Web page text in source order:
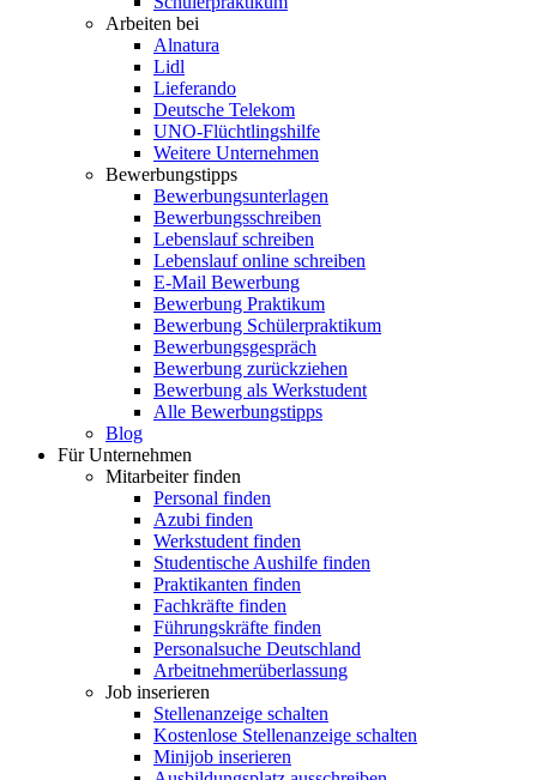
Arbeiten bei
Alnatura
Lidl
Lieferando
Deutsche Telekom
UNO-Flüchtlingshilfe
Weitere Unternehmen
Bewerbungstipps
Bewerbungsunterlagen
Bewerbungsschreiben
Lebenslauf schreiben
Lebenslauf online schreiben
E-Mail Bewerbung
Bewerbung Praktikum
Bewerbung Schülerpraktikum
Bewerbungsgespräch
Bewerbung zurückziehen
Bewerbung als Werkstudent
Alle Bewerbungstipps
Blog
Für Unternehmen
Mitarbeiter finden
Personal finden
Azubi finden
Werkstudent finden
Studentische Aushilfe finden
Praktikanten finden
Fachkräfte finden
Führungskräfte finden
Personalsuche Deutschland
Arbeitnehmerüberlassung
Job inserieren
Stellenanzeige schalten
Kostenlose Stellenanzeige schalten
Minijob inserieren